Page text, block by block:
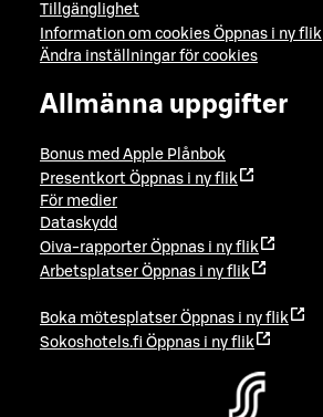
Tillgänglighet
Information om cookies Öppnas i ny flik
Ändra inställningar för cookies
Allmänna uppgifter
Bonus med Apple Plånbok
Presentkort Öppnas i ny flik
För medier
Dataskydd
Oiva-rapporter Öppnas i ny flik
Arbetsplatser Öppnas i ny flik
Boka mötesplatser Öppnas i ny flik
Sokoshotels.fi Öppnas i ny flik